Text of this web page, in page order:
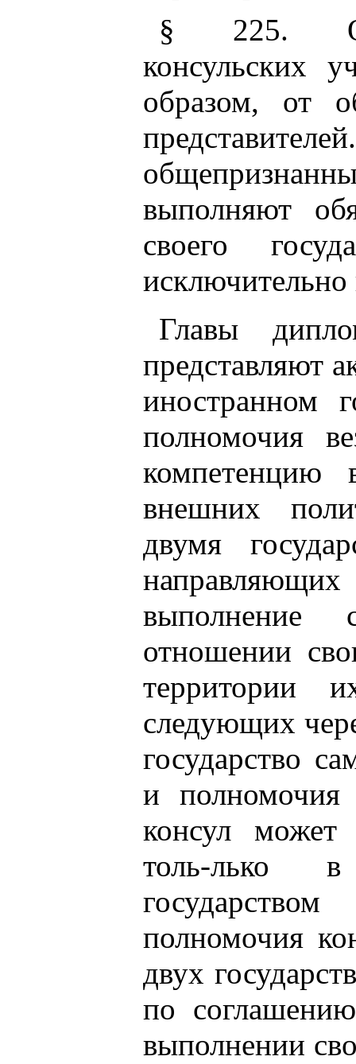
§ 225.
консульских
образом, от
выполняют
своего
исключительно
Главы
представляют
иностранном
полномочия
компетенцию
внешних
двумя
выполнение
отношении
территории
следующих
государство
и полномочия
консул может
толь-лько в
полномочия
двух
по
выполнении